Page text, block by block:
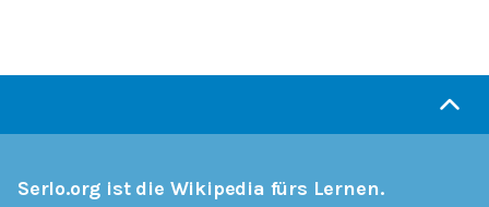
Serlo.org ist die Wikipedia fürs Lernen.